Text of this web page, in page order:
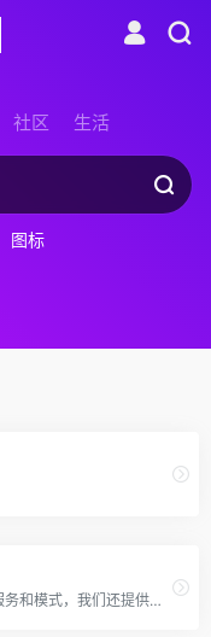
社区 生活
图标
为特殊需求的长者提供定制化的养老服务和模式，我们还提供床位转让，养老顾问一对一咨询，为长者的晚年生活提供完善，可靠，信赖的养老规划服务。